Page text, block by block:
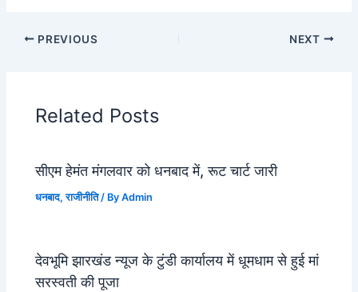
PREVIOUS NEXT
Related Posts
सीएम हेमंत मंगलवार को धनबाद में, रूट चार्ट जारी
धनबाद,राजीनीति/ ByAdmin
देवभूमि झारखंड न्यूज के टुंडी कार्यालय में धूमधाम से हुई मां
सरस्वती की पूजा